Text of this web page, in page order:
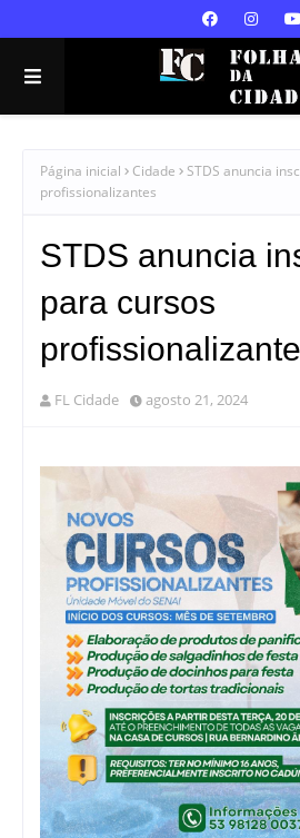
Página inicial Cidade
STDS anuncia
profissionalizantes
STDS anuncia
para cursos
FL Cidade agosto 21, 2024